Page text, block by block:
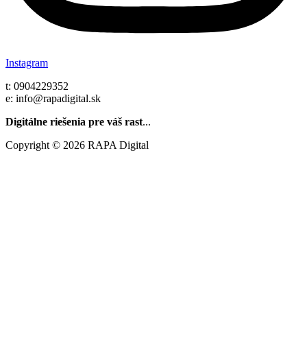
Instagram
t: 0904229352
e: info@rapadigital.sk
Digitálne riešenia pre váš rast...
Copyright © 2026 RAPA Digital